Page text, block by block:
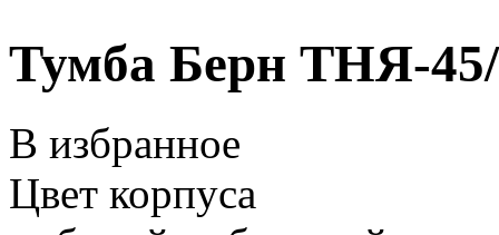
Тумба Берн ТНЯ-
В избранное
Цвет корпуса